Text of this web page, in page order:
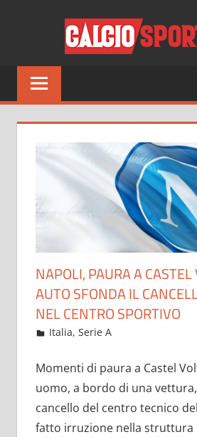
Tutto
sul
del
NAPOLI, PAURA A CASTEL
AUTO SFONDA IL
NEL CENTRO SPORTIVO
Marzo 24, 2022
admin
Italia,Serie A
Momenti di paura a Castel
uomo, a bordo di una
cancello del centro tecnico
fatto irruzione nella struttura